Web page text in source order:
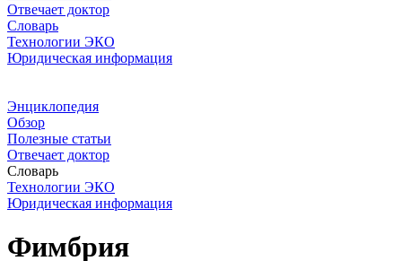
Отвечает доктор
Словарь
Технологии ЭКО
Юридическая информация
Энциклопедия
Обзор
Полезные статьи
Отвечает доктор
Словарь
Технологии ЭКО
Юридическая информация
Фимбрия